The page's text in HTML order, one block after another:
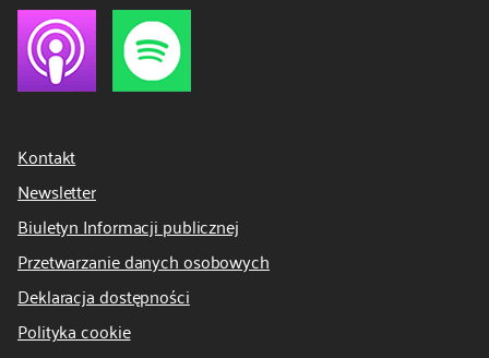
Kontakt
Newsletter
Biuletyn Informacji publicznej
Przetwarzanie danych osobowych
Deklaracja dostępności
Polityka cookie